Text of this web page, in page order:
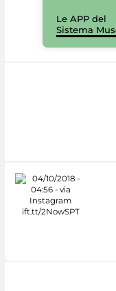
Le APP del
Sistema